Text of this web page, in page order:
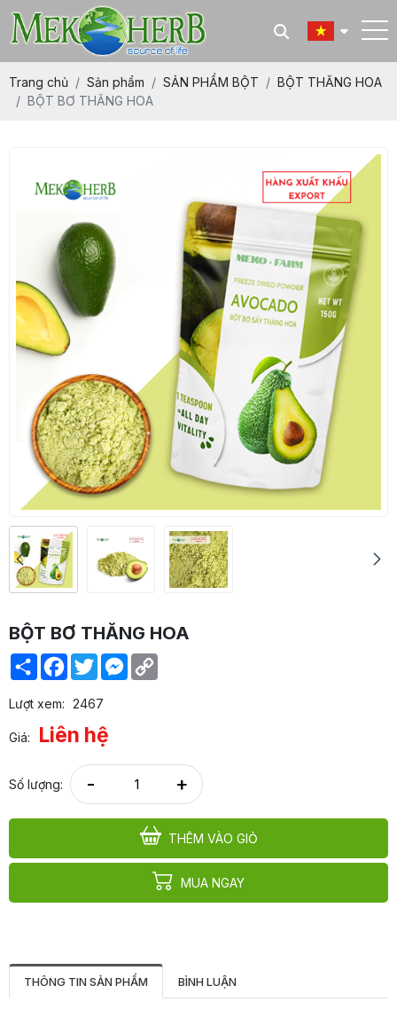
Trang chủ Sản phẩm SẢN PHẨM BỘT
BỘT THĂNG HOA
BỘT BƠ THĂNG HOA
BỘT BƠ THĂNG HOA
ShareFacebook
TwitterMessenger
Lượt xem: 2467
Giá: Liên hệ
Số lượng: - +
THÊM VÀO GIỎ
MUA NGAY
THÔNG TIN SẢN PHẨM BÌNH LUẬN